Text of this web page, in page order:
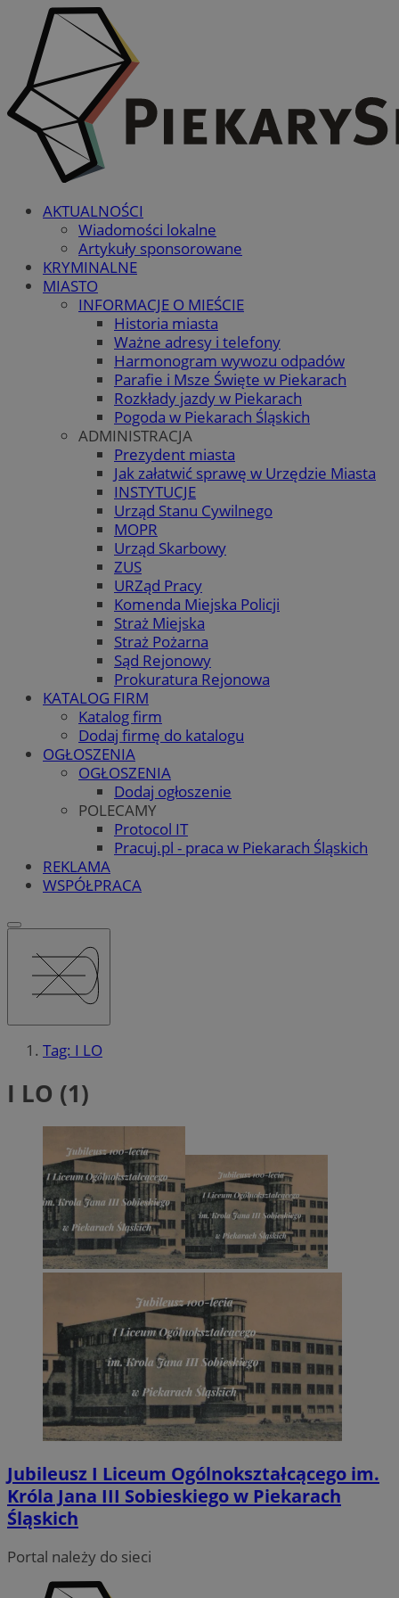
AKTUALNOŚCI
Wiadomości lokalne
Artykuły sponsorowane
KRYMINALNE
MIASTO
INFORMACJE O MIEŚCIE
Historia miasta
Ważne adresy i telefony
Harmonogram wywozu odpadów
Parafie i Msze Święte w Piekarach
Rozkłady jazdy w Piekarach
Pogoda w Piekarach Śląskich
ADMINISTRACJA
Prezydent miasta
Jak załatwić sprawę w Urzędzie Miasta
INSTYTUCJE
Urząd Stanu Cywilnego
MOPR
Urząd Skarbowy
ZUS
URZąd Pracy
Komenda Miejska Policji
Straż Miejska
Straż Pożarna
Sąd Rejonowy
Prokuratura Rejonowa
KATALOG FIRM
Katalog firm
Dodaj firmę do katalogu
OGŁOSZENIA
OGŁOSZENIA
Dodaj ogłoszenie
POLECAMY
Protocol IT
Pracuj.pl - praca w Piekarach Śląskich
REKLAMA
WSPÓŁPRACA
Tag: I LO
I LO (1)
Jubileusz I Liceum Ogólnokształcącego im.
Króla Jana III Sobieskiego w Piekarach
Śląskich
Portal należy do sieci